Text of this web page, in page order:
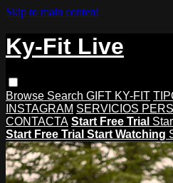
Skip to main content
Ky-Fit Live
Browse Search GIFT KY-FIT
INSTAGRAM SERVICIOS
CONTACTA Start Free Trial
Start Free Trial Start Watching